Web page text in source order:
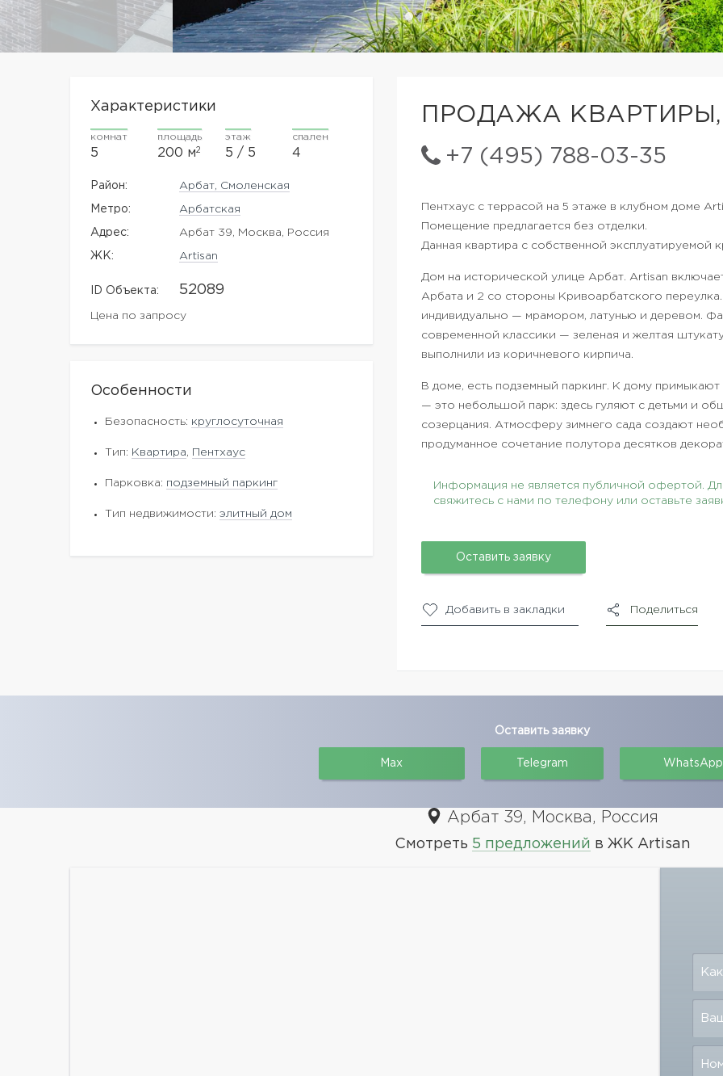
ПРОДАЖА
+7 (495) 788-03-35
Характеристики
комнат
5
площадь
200 м2
этаж
5 / 5
спален
4
Район: Арбат, Смоленская
Метро: Арбатская
Адрес: Арбат 39, Москва, Россия
ЖK: Artisan
ID Объекта: 52089
Цена по запросу
Особенности
Безопасность: круглосуточная
Тип: Квартира Пентхаус
Парковка: подземный паркинг
Тип недвижимости: элитный дом
Пентхаус с террасой на 5 этаже в клубном доме
Помещение предлагается без отделки.
Данная квартира с собственной эксплуатируемой
Дом на исторической улице Арбат. Artisan
Арбата и 2 со стороны Кривоарбатского
индивидуально — мрамором, латунью и деревом.
современной классики — зеленая и желтая
выполнили из коричневого кирпича.
В доме, есть подземный паркинг. К дому
— это небольшой парк: здесь гуляют с детьми и
созерцания. Атмосферу зимнего сада создают
продуманное сочетание полутора десятков
Информация не является публичной офертой.
свяжитесь с нами по телефону или оставьте
Оставить заявку
Добавить в закладки Поделиться
Оставить заявку
Max Telegram WhatsApp
Арбат 39, Москва, Россия
Смотреть 5 предложений в ЖК Artisan